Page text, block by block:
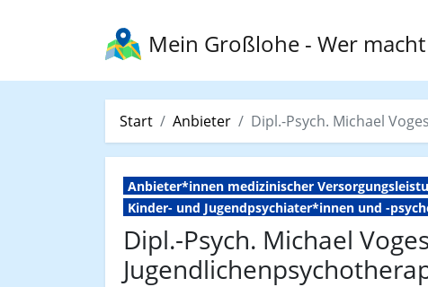
Mein Großlohe - Wer
Start Anbieter Dipl.-Psych. Michael
Anbieter*innen medizinischer
Kinder- und Jugendpsychiater*innen und -
Dipl.-Psych. Michael